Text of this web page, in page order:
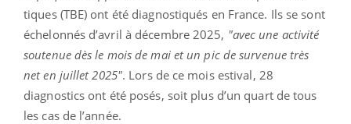
tiques (TBE) ont été diagnostiqués en France. Ils se sont
échelonnés d’avril à décembre 2025, "avec une activité
soutenue dès le mois de mai et un pic de survenue très
net en juillet 2025". Lors de ce mois estival, 28
diagnostics ont été posés, soit plus d’un quart de tous
les cas de l’année.